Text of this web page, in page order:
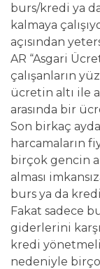
burs/kredi ya
kalmaya
açısından
AR “Asgari
çalışanların
ücretin altı ile
arasında bir
Son birkaç
harcamaların
birçok gencin
alması
burs ya da
Fakat sadece
giderlerini
kredi
nedeniyle